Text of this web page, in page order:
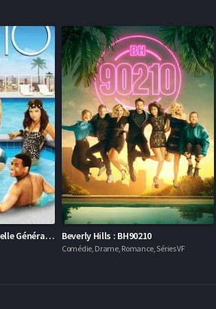
90210 Beverly Hills Nouvelle Génération Beverly Hills : BH90210
Comédie, Drame, Romance, Séries VF